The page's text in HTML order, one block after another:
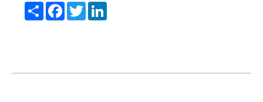
Share Facebook
Twitter